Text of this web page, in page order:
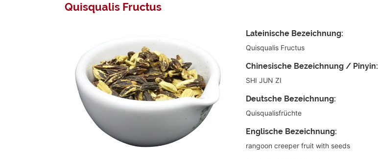
Quisqualis Fructus
Lateinische Bezeichnung:
Quisqualis Fructus
Chinesische Bezeichnung / Pinyin:
SHI JUN ZI
Deutsche Bezeichnung:
Quisqualisfrüchte
Englische Bezeichnung:
rangoon creeper fruit with seeds